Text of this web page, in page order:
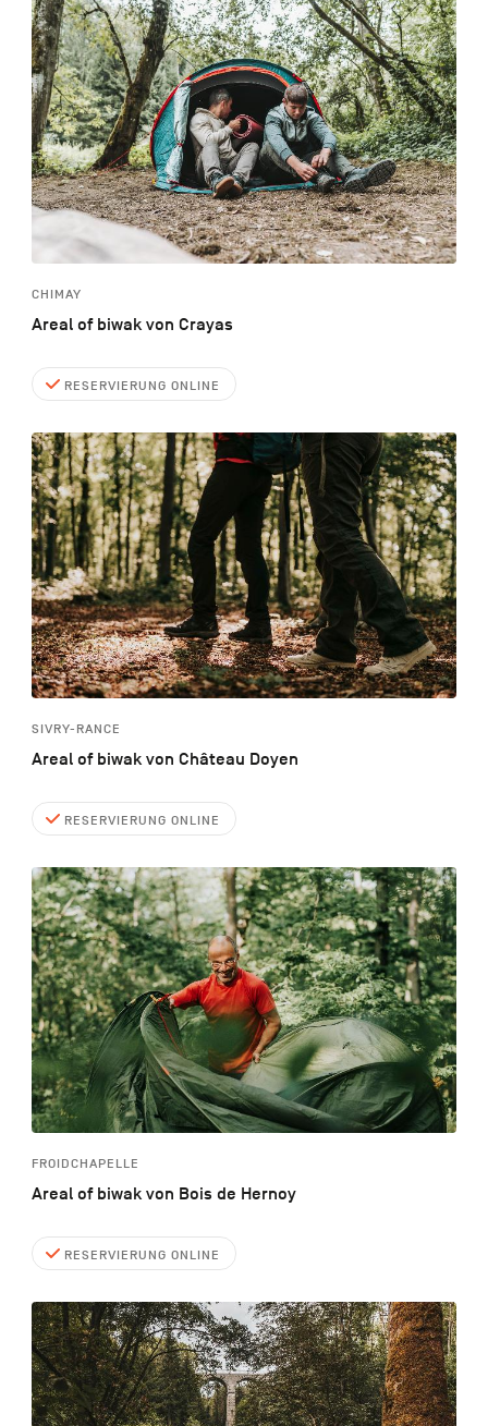
CHIMAY
Areal of biwak von Crayas
RESERVIERUNG ONLINE
SIVRY-RANCE
Areal of biwak von Château Doyen
RESERVIERUNG ONLINE
FROIDCHAPELLE
Areal of biwak von Bois de Hernoy
RESERVIERUNG ONLINE